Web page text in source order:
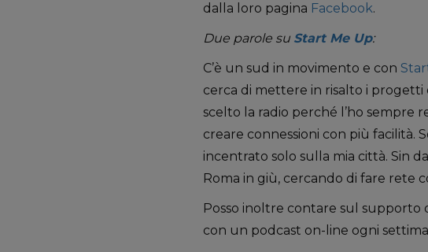
dalla loro pagina Facebook.
Due parole su Start Me Up:
C’è un sud in movimento e con
cerca di mettere in risalto i progetti
scelto la radio perché l’ho
creare connessioni con più facilità.
incentrato solo sulla mia città. Sin
Roma in giù, cercando di fare rete
Posso inoltre contare sul supporto
con un podcast on-line ogni